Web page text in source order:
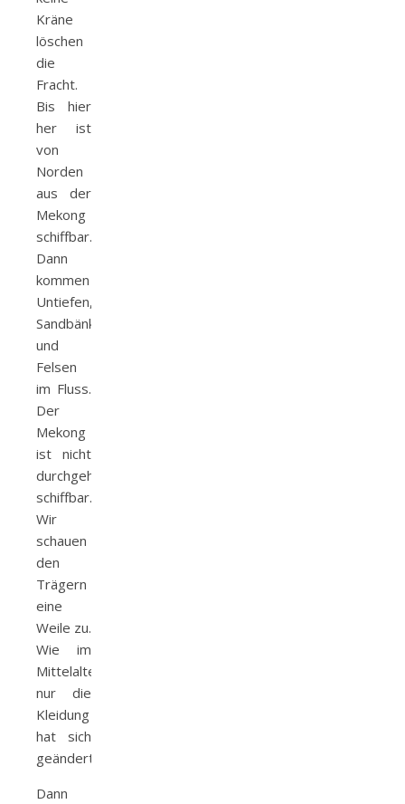
Kräne
löschen
die
Fracht.
Bis hier
her ist
von
Norden
aus der
Mekong
schiffbar.
Dann
kommen
Untiefen,
Sandbänke
und
Felsen
im Fluss.
Der
Mekong
ist nicht
durchgehend
schiffbar.
Wir
schauen
den
Trägern
eine
Weile zu.
Wie im
Mittelalter,
nur die
Kleidung
hat sich
geändert.
Dann